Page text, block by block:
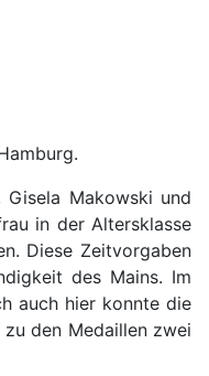
Makowski und
in der Altersklasse
Diese Zeitvorgaben
des Mains. Im
auch hier konnte die
den Medaillen zwei